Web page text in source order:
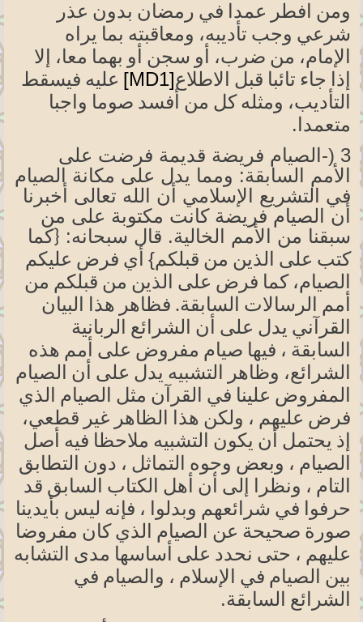
ومن افطر عمد في رمضان بدون عذر
شرعي وجب تأديبه، ومعاقبته بما يراه
الإمام، من ضرب، أو سجن أو بهما معا،
إلا
إذا جاء تائبا قبل
الاطلاع[MD1]
عليه فيسقط
التأديب، ومثله كل من أفسد صوما واجبا
متعمدا .
3
-) الصيام فريضة قديمة فرضت على
الأمم السابقة: ومما يدل على مكانة الصيام
في التشريع الإسلامي أن الله تعالى أخبرنا
أن الصيام فريضة كانت مكتوبة على من
سبقنا من الأمم الخالية. قال سبحانه: {كما
كتب على الذين من قبلكم} أي فرض عليكم
الصيام، كما فرض على الذين من قبلكم من
أمم الرسالات السابقة. فظاهر هذا البيان
القرآني يدل على أن الشرائع الربانية
السابقة ، فيها صيام مفروض على أمم هذه
الشرائع، وظاهر التشبيه يدل على أن الصيام
المفروض علينا في القرآن مثل الصيام الذي
فرض عليهم ، ولكن هذا الظاهر غير قطعي،
إذ يحتمل أن يكون التشبيه ملاحظا فيه أصل
الصيام ، وبعض وجوه التماثل ، دون التطابق
التام ، ونظرا إلى أن أهل الكتاب السابق قد
حرفوا في شرائعهم وبدلوا ، فإنه ليس بأيدينا
صورة صحيحة عن الصيام الذي كان مفروضا
عليهم ، حتى نحدد على أساسها مدى التشابه
بين الصيام في الإسلام ، والصيام في
الشرائع السابقة.